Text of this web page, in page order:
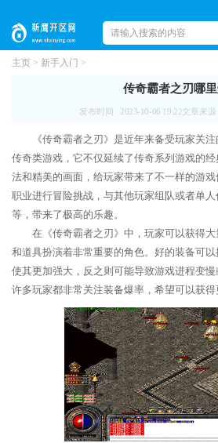
主页 > 新手入门 >
传奇霸者之刃哪
发布时间 : 2023-10-06 19:22文章来源
《传奇霸者之刃》是近年来备受玩家关
传奇类游戏，它不仅延续了传奇系列游戏的
法和精美的画面，给玩家带来了不一样的游
职业进行冒险挑战，与其他玩家组队或者单
等，带来了极高的乐趣。
在《传奇霸者之刃》中，玩家可以获得
和道具扮演着非常重要的角色。好的装备可
使其更加强大，反之则可能导致游戏进程变
许多玩家都非常关注装备爆率，希望可以获得